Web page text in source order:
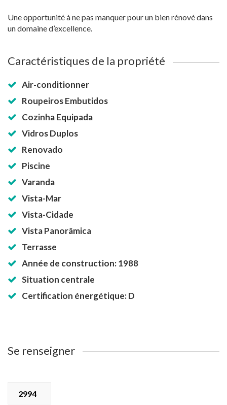
Une opportunité à ne pas manquer pour un bien rénové dans
un domaine d’excellence.
Caractéristiques de la propriété
Air-conditionner
Roupeiros Embutidos
Cozinha Equipada
Vidros Duplos
Renovado
Piscine
Varanda
Vista-Mar
Vista-Cidade
Vista Panorâmica
Terrasse
Année de construction: 1988
Situation centrale
Certification énergétique: D
Se renseigner
2994